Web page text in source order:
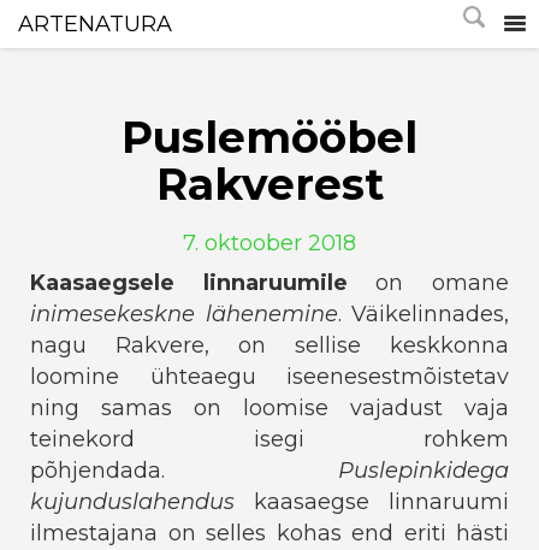
ARTENATURA
Puslemööbel
Rakverest
7. oktoober 2018
Kaasaegsele linnaruumileon omane
inimesekeskne lähenemine. Väikelinnades,
nagu Rakvere, on sellise keskkonna
loomine ühteaegu iseenesestmõistetav
ning samas on loomise vajadust vaja
teinekord isegi rohkem
põhjendada. Puslepinkidega
kujunduslahendus kaasaegse linnaruumi
ilmestajana on selles kohas end eriti hästi